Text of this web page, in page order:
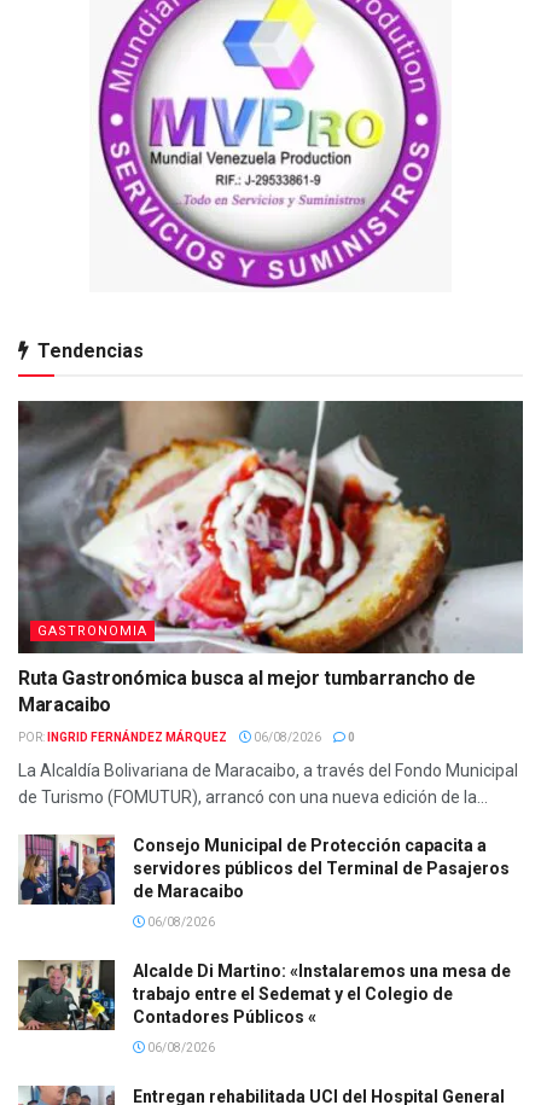
Tendencias
GASTRONOMIA
Ruta Gastronómica busca al mejor tumbarrancho de
Maracaibo
POR: INGRID FERNÁNDEZ MÁRQUEZ 06/08/2026 0
La Alcaldía Bolivariana de Maracaibo, a través del Fondo Municipal
de Turismo (FOMUTUR), arrancó con una nueva edición de la...
Consejo Municipal de Protección capacita a
servidores públicos del Terminal de Pasajeros
de Maracaibo
06/08/2026
Alcalde Di Martino: «Instalaremos una mesa de
trabajo entre el Sedemat y el Colegio de
Contadores Públicos «
06/08/2026
Entregan rehabilitada UCI del Hospital General